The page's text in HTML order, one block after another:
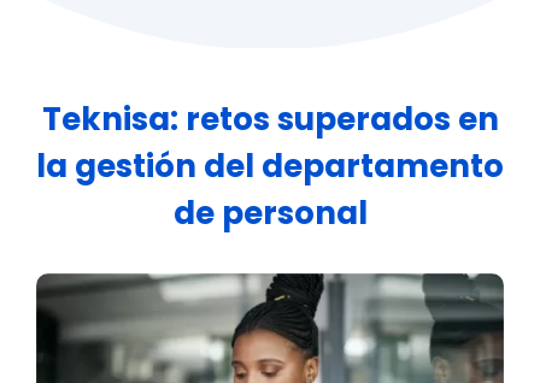
Teknisa: retos superados en
la gestión del departamento
de personal